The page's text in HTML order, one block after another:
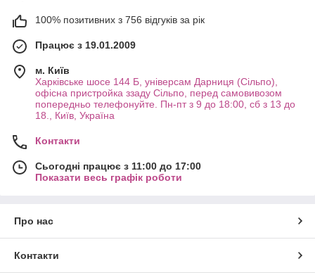
100% позитивних з 756 відгуків за рік
Працює з 19.01.2009
м. Київ
Харківське шосе 144 Б, універсам Дарниця (Сільпо),
офісна пристройка ззаду Сільпо, перед самовивозом
попередньо телефонуйте. Пн-пт з 9 до 18:00, сб з 13 до
18., Київ, Україна
Контакти
Сьогодні працює з 11:00 до 17:00
Показати весь графік роботи
Про нас
Контакти